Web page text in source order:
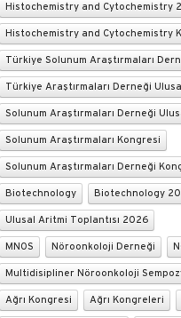
Histochemistry and Cytochemistry
Histochemistry and Cytochemistry
Türkiye Solunum Araştırmaları
Türkiye Araştırmaları Derneği
Solunum Araştırmaları Derneği
Solunum Araştırmaları Kongresi
Solunum Araştırmaları Derneği
Biotechnology Biotechnology
Ulusal Aritmi Toplantısı 2026
MNOS Nöroonkoloji Derneği
Multidisipliner Nöroonkoloji
Ağrı Kongresi Ağrı Kongreleri